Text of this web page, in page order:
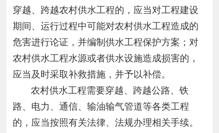
穿越、跨越农村供水工程的，应当对工程建设
期间、运行过程中可能对农村供水工程造成的
危害进行论证，并编制供水工程保护方案；对
农村供水工程水源或者供水设施造成损害的，
应当及时采取补救措施，并予以补偿。
农村供水工程需要穿越、跨越公路、铁
路、电力、通信、输油输气管道等各类工程
的，应当按照有关法律、法规办理相关手续。